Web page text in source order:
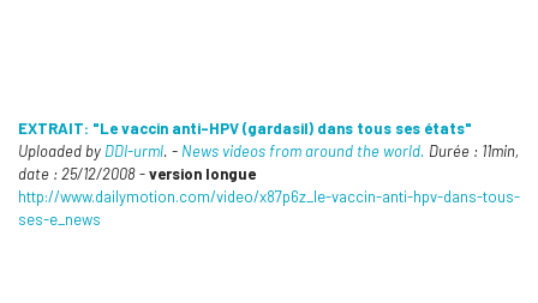
EXTRAIT: "Le vaccin anti-HPV (gardasil) dans tous ses états"
Uploaded by DDI-urml. - News videos from around the world. Durée : 11min,
date : 25/12/2008-version longue
http://www.dailymotion.com/video/x87p6z_le-vaccin-anti-hpv-dans-tous-
ses-e_news